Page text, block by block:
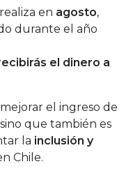
en agosto,
durante el año
el dinero a
el ingreso de
que también es
la inclusión y
Chile.